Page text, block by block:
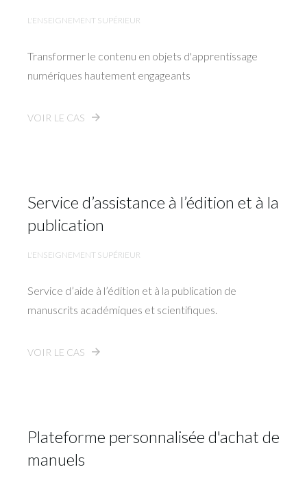
L'ENSEIGNEMENT SUPÉRIEUR
Transformer le contenu en objets d'apprentissage
numériques hautement engageants
VOIR LE CAS
Service d’assistance à l’édition et à la
publication
L'ENSEIGNEMENT SUPÉRIEUR
Service d’aide à l’édition et à la publication de
manuscrits académiques et scientifiques.
VOIR LE CAS
Plateforme personnalisée d'achat de
manuels